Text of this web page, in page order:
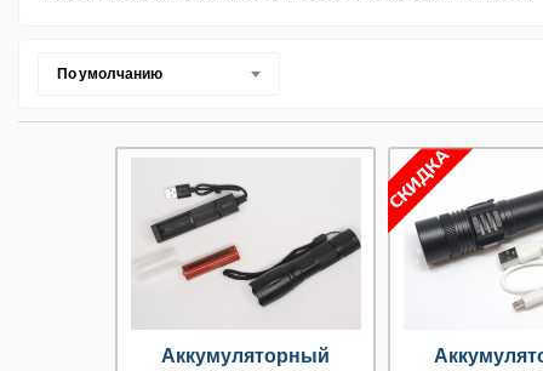
По умолчанию
Аккумуляторный